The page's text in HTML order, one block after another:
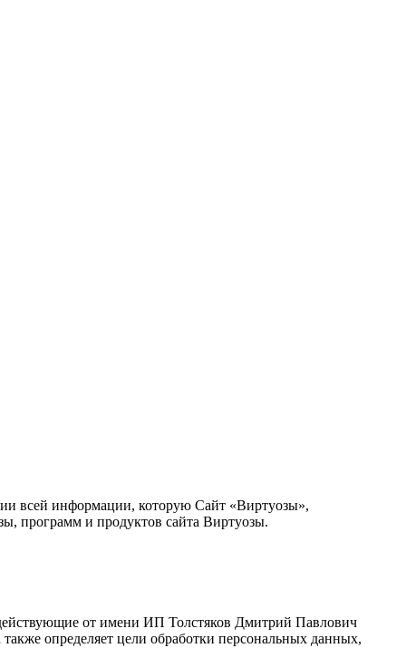
всей информации, которую Сайт «Виртуозы»,
программ и продуктов сайта Виртуозы.
от имени ИП Толстяков Дмитрий Павлович
определяет цели обработки персональных данных,